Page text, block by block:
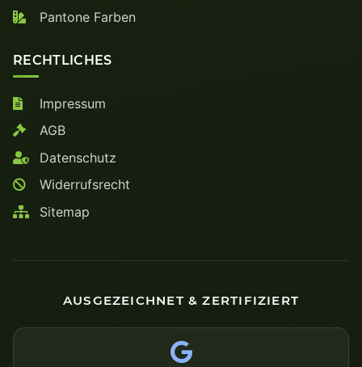
Pantone Farben
RECHTLICHES
Impressum
AGB
Datenschutz
Widerrufsrecht
Sitemap
AUSGEZEICHNET & ZERTIFIZIERT